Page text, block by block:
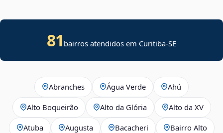
81 bairros atendidos em Curitiba-SE
Abranches Água Verde Ahú
Alto Boqueirão Alto da Glória Alto da XV
Atuba Augusta Bacacheri Bairro Alto